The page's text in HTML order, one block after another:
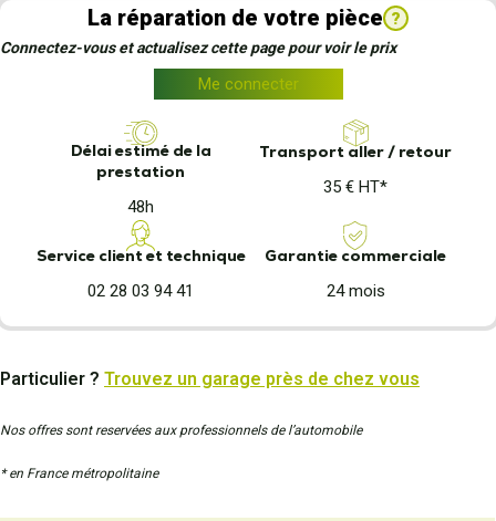
La réparation de votre pièce ?
Connectez-vous et actualisez cette page pour voir le prix
Me connecter
Délai estimé de la
prestation
48h
Transport aller / retour
35 € HT*
Service client et technique
02 28 03 94 41
Garantie commerciale
24 mois
Particulier ? Trouvez un garage près de chez vous
Nos offres sont reservées aux professionnels de l’automobile
* en France métropolitaine